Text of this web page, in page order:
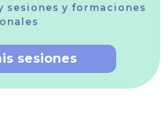
sesiones y formaciones
sesiones